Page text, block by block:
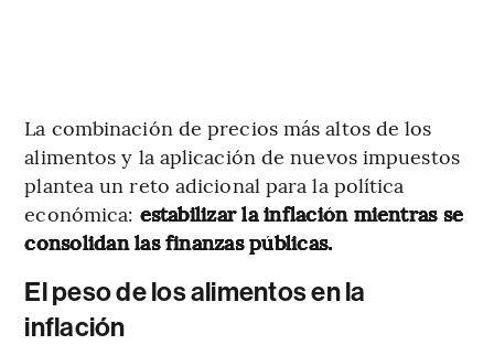
La combinación de precios más altos de los
alimentos y la aplicación de nuevos impuestos
plantea un reto adicional para la política
económica: estabilizar la inflación mientras se
consolidan las finanzas públicas.
El peso de los alimentos en la
inflación